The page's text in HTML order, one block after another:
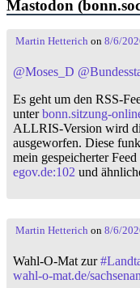
Mastodon
Martin Hetterich on 8/6/
@Moses_D @
Es geht um den RSS-
unterbonn.sitzung-
ALLRIS-Version wird
ausgeworfen. Diese
mein gespeicherter
egov.de:102 und
Martin Hetterich on 8/6/
Wahl-O-Mat zur#
wahl-o-mat.de/